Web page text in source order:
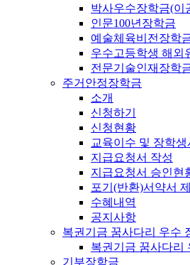
박사우수장학금(이
인문100년장학금
예술체육비전장학
우수고등학생 해외
전문기술인재장학
주거안정장학금
소개
신청하기
신청현황
교육이수 및 장학
지급요청서 작성
지급요청서 승인현
포기(반환)서약서
수혜내역
공지사항
복권기금 꿈사다리 우수
복권기금 꿈사다리
기부장학금